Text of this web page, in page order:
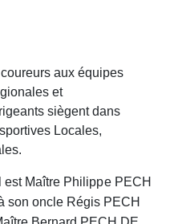
aux équipes
et
siègent dans
ivesLocales,
.
est Maître Philippe PECH
son oncle Régis PECH